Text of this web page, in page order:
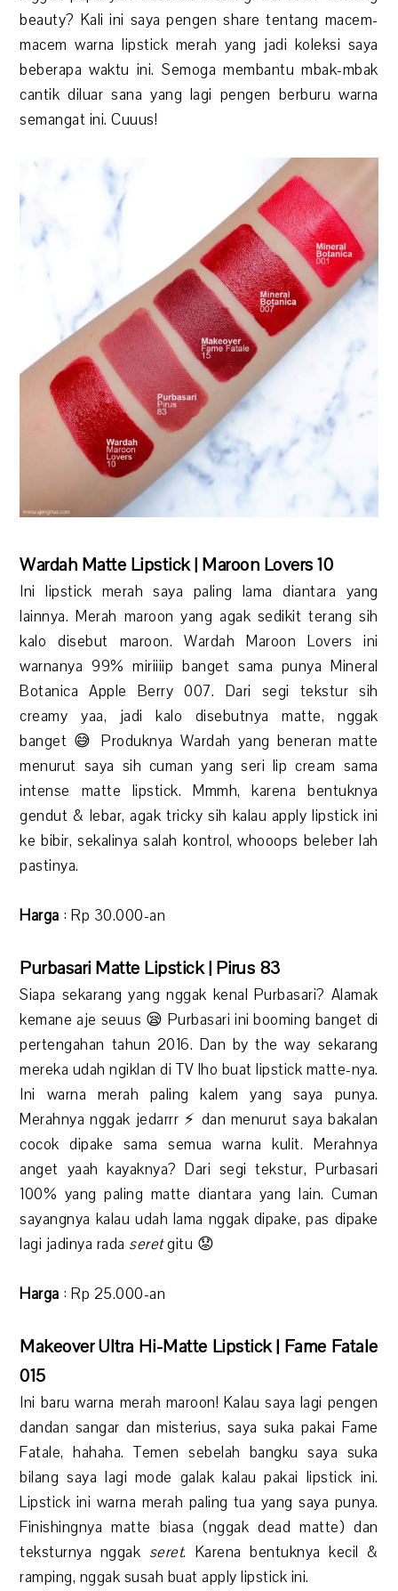
beauty? Kali ini saya pengen share tentang macem-
macem warna lipstick merah yang jadi koleksi saya
beberapa waktu ini. Semoga membantu mbak-mbak
cantik diluar sana yang lagi pengen berburu warna
semangat ini. Cuuus!
Wardah Matte Lipstick | Maroon Lovers 10
Ini lipstick merah saya paling lama diantara yang
lainnya. Merah maroon yang agak sedikit terang sih
kalo disebut maroon. Wardah Maroon Lovers ini
warnanya 99% miriiiip banget sama punya Mineral
Botanica Apple Berry 007. Dari segi tekstur sih
creamy yaa, jadi kalo disebutnya matte, nggak
banget 😅 Produknya Wardah yang beneran matte
menurut saya sih cuman yang seri lip cream sama
intense matte lipstick. Mmmh, karena bentuknya
gendut & lebar, agak tricky sih kalau apply lipstick ini
ke bibir, sekalinya salah kontrol, whooops beleber lah
pastinya.
Harga : Rp 30.000-an
Purbasari Matte Lipstick | Pirus 83
Siapa sekarang yang nggak kenal Purbasari? Alamak
kemane aje seuus 😪 Purbasari ini booming banget di
pertengahan tahun 2016. Dan by the way sekarang
mereka udah ngiklan di TV lho buat lipstick matte-nya.
Ini warna merah paling kalem yang saya punya.
Merahnya nggak jedarrr ⚡ dan menurut saya bakalan
cocok dipake sama semua warna kulit. Merahnya
anget yaah kayaknya? Dari segi tekstur, Purbasari
100% yang paling matte diantara yang lain. Cuman
sayangnya kalau udah lama nggak dipake, pas dipake
lagi jadinya rada seretgitu 😟
Harga : Rp 25.000-an
Makeover Ultra Hi-Matte Lipstick | Fame Fatale
015
Ini baru warna merah maroon! Kalau saya lagi pengen
dandan sangar dan misterius, saya suka pakai Fame
Fatale, hahaha. Temen sebelah bangku saya suka
bilang saya lagi mode galak kalau pakai lipstick ini.
Lipstick ini warna merah paling tua yang saya punya.
Finishingnya matte biasa (nggak dead matte) dan
teksturnya nggak seret. Karena bentuknya kecil &
ramping, nggak susah buat apply lipstick ini.